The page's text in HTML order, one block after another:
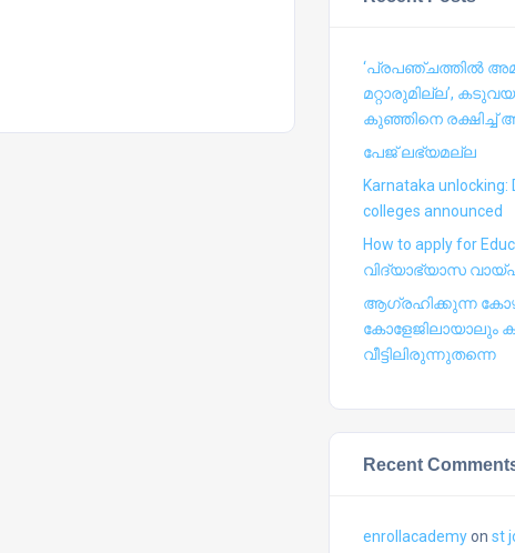
‘പ്രപഞ്ചത്തില്‍
മറ്റാരുമില്ല’,
കുഞ്ഞിനെ രക്ഷിച്ച്
പേജ് ലഭ്യമല്ല
Karnataka
colleges announced
How to apply for
വിദ്യാഭ്യാസ
ആഗ്രഹിക്കുന്ന
കോളേജിലായാലും
വീട്ടിലിരുന്നുതന്നെ
Recent
enrollacademyon st